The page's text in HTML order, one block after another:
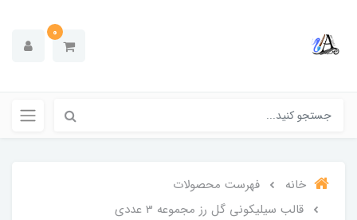
0
خانه
فهرست محصولات
قالب سیلیکونی گل رز مجموعه 3 عددی